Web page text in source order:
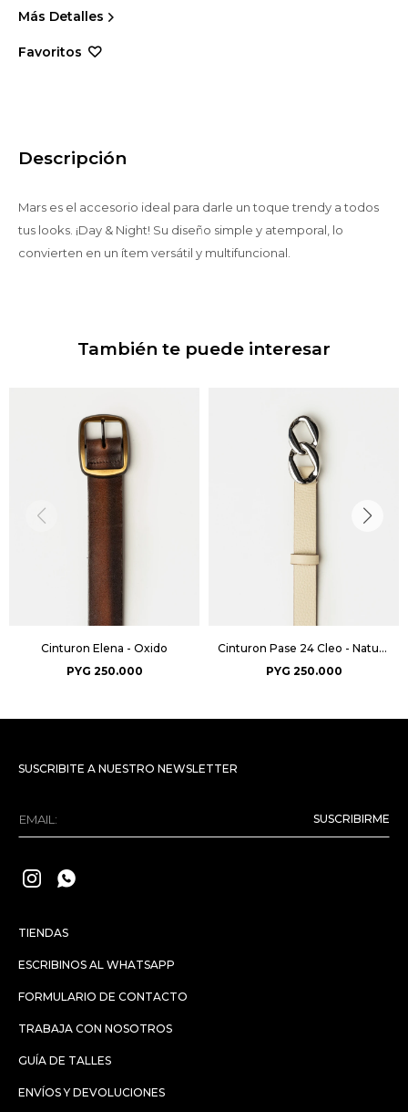
Más Detalles
Descripción
Mars es el accesorio ideal para darle un toque trendy a todos
tus looks. ¡Day & Night! Su diseño simple y atemporal, lo
convierten en un ítem versátil y multifuncional.
También te puede interesar
Cinturon Elena - Oxido
PYG 250.000
Cinturon Pase 24 Cleo - Natural
PYG 250.000
TIENDAS
ESCRIBINOS AL WHATSAPP
FORMULARIO DE CONTACTO
TRABAJA CON NOSOTROS
GUÍA DE TALLES
ENVÍOS Y DEVOLUCIONES
SUSCRIBITE A NUESTRO NEWSLETTER
SUSCRIBIRME
 